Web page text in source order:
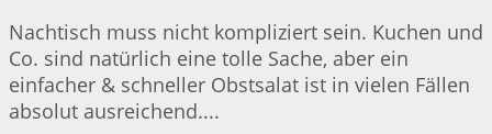
Nachtisch muss nicht kompliziert sein. Kuchen und
Co. sind natürlich eine tolle Sache, aber ein
einfacher & schneller Obstsalat ist in vielen Fällen
absolut ausreichend....